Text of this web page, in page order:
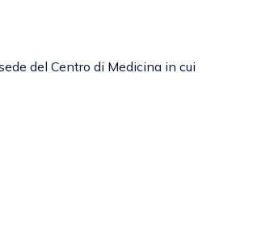
del Centro di Medicina in cui